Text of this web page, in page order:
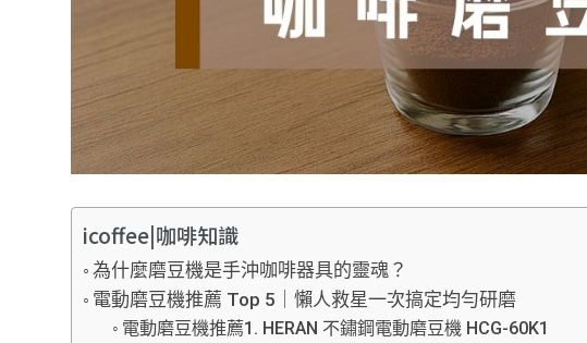
icoffee|咖啡知識
為什麼磨豆機是手沖咖啡器具的靈魂？
電動磨豆機推薦 Top 5｜懶人救星一次搞定均勻研磨
電動磨豆機推薦1. HERAN 不鏽鋼電動磨豆機 HCG-60K1